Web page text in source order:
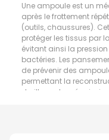
Une ampoule est un
après le frottement
(outils, chaussures).
protéger les tissus par
évitant ainsi la
bactéries. Les
de prévenir des
permettant la
durillon est un